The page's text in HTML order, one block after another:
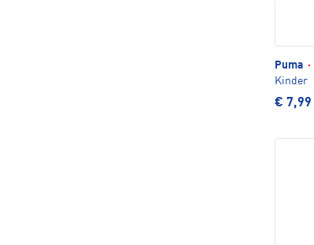
Puma ·
Kinder
€ 7,99